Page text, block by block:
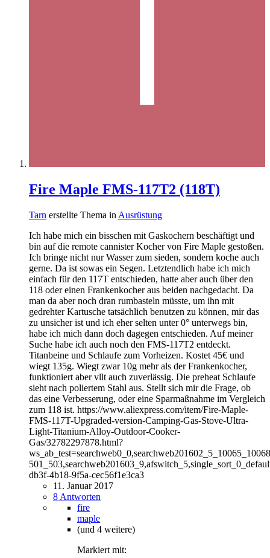
Fire Maple FMS-117T2 (118T)
Tarn erstellte Thema in Ausrüstung
Ich habe mich ein bisschen mit Gaskochern beschäftigt und
bin auf die remote cannister Kocher von Fire Maple gestoßen.
Ich bringe nicht nur Wasser zum sieden, sondern koche auch
gerne. Da ist sowas ein Segen. Letztendlich habe ich mich
einfach für den 117T entschieden, hatte aber auch über den
118 oder einen Frankenkocher aus beiden nachgedacht. Da
man da aber noch dran rumbasteln müsste, um ihn mit
gedrehter Kartusche tatsächlich benutzen zu können, mir das
zu unsicher ist und ich eher selten unter 0° unterwegs bin,
habe ich mich dann doch dagegen entschieden. Auf meiner
Suche habe ich auch noch den FMS-117T2 entdeckt.
Titanbeine und Schlaufe zum Vorheizen. Kostet 45€ und
wiegt 135g. Wiegt zwar 10g mehr als der Frankenkocher,
funktioniert aber vllt auch zuverlässig. Die preheat Schlaufe
sieht nach poliertem Stahl aus. Stellt sich mir die Frage, ob
das eine Verbesserung, oder eine Sparmaßnahme im Vergleich
zum 118 ist. https://www.aliexpress.com/item/Fire-Maple-
FMS-117T-Upgraded-version-Camping-Gas-Stove-Ultra-
Light-Titanium-Alloy-Outdoor-Cooker-
Gas/32782297878.html?
db3f-4b18-9f5a-cec56f1e3ca3
11. Januar 2017
8 Antworten
fire
maple
(und 4 weitere)
Markiert mit: